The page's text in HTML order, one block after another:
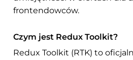
frontendowców.
Czym jest Redux Toolkit?
Redux Toolkit (RTK) to